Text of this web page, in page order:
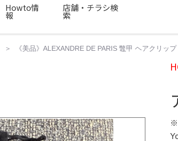
Howto情
報
店舗・チラシ検
索
《美品》ALEXANDRE DE PARIS 鼈甲 ヘアクリップ